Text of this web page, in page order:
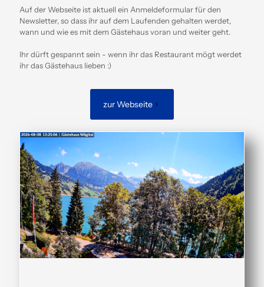
Auf der Webseite ist aktuell ein Anmeldeformular für den
Newsletter, so dass ihr auf dem Laufenden gehalten werdet,
wann und wie es mit dem Gästehaus voran und weiter geht.
Ihr dürft gespannt sein - wenn ihr das Restaurant mögt werdet
ihr das Gästehaus lieben :)
zur Webseite